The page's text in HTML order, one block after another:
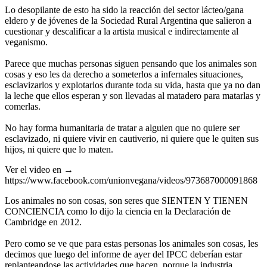
Lo desopilante de esto ha sido la reacción del sector lácteo/gana
eldero y de jóvenes de la Sociedad Rural Argentina que salieron a
cuestionar y descalificar a la artista musical e indirectamente al
veganismo.
Parece que muchas personas siguen pensando que los animales son
cosas y eso les da derecho a someterlos a infernales situaciones,
esclavizarlos y explotarlos durante toda su vida, hasta que ya no dan
la leche que ellos esperan y son llevadas al matadero para matarlas y
comerlas.
No hay forma humanitaria de tratar a alguien que no quiere ser
esclavizado, ni quiere vivir en cautiverio, ni quiere que le quiten sus
hijos, ni quiere que lo maten.
Ver el video en →
https://www.facebook.com/unionvegana/videos/973687000091868
Los animales no son cosas, son seres que SIENTEN Y TIENEN
CONCIENCIA como lo dijo la ciencia en la Declaración de
Cambridge en 2012.
Pero como se ve que para estas personas los animales son cosas, les
decimos que luego del informe de ayer del IPCC deberían estar
replanteandose las actividades que hacen, porque la industria